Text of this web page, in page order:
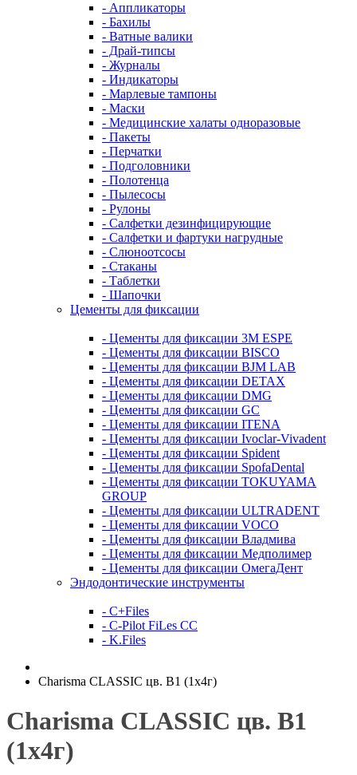
- Аппликаторы
- Бахилы
- Ватные валики
- Драй-типсы
- Журналы
- Индикаторы
- Марлевые тампоны
- Маски
- Медицинские халаты одноразовые
- Пакеты
- Перчатки
- Подголовники
- Полотенца
- Пылесосы
- Рулоны
- Салфетки дезинфицирующие
- Салфетки и фартуки нагрудные
- Слюноотсосы
- Стаканы
- Таблетки
- Шапочки
Цементы для фиксации
- Цементы для фиксации 3M ESPE
- Цементы для фиксации BISCO
- Цементы для фиксации BJM LAB
- Цементы для фиксации DETAX
- Цементы для фиксации DMG
- Цементы для фиксации GC
- Цементы для фиксации ITENA
- Цементы для фиксации Ivoclar-Vivadent
- Цементы для фиксации Spident
- Цементы для фиксации SpofaDental
- Цементы для фиксации TOKUYAMA
GROUP
- Цементы для фиксации ULTRADENT
- Цементы для фиксации VOCO
- Цементы для фиксации Владмива
- Цементы для фиксации Медполимер
- Цементы для фиксации ОмегаДент
Эндодонтические инструменты
- C+Files
- C-Pilot FiLes CC
- K.Files
Charisma CLASSIC цв. B1 (1х4г)
Charisma CLASSIC цв. B1
(1х4г)